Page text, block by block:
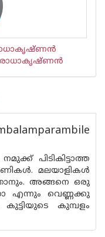
രാധാകൃഷ്ണൻ
രാധാകൃഷ്ണൻ
പിടികിട്ടാത്ത
മലയാളികള്‍
അങ്ങനെ ഒരു
എന്നും വെണ്ണക്കു
കുമ്പളം